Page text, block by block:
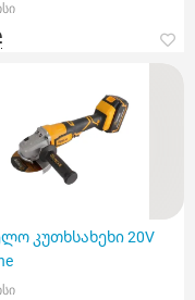
კუთხსახეხი 20V